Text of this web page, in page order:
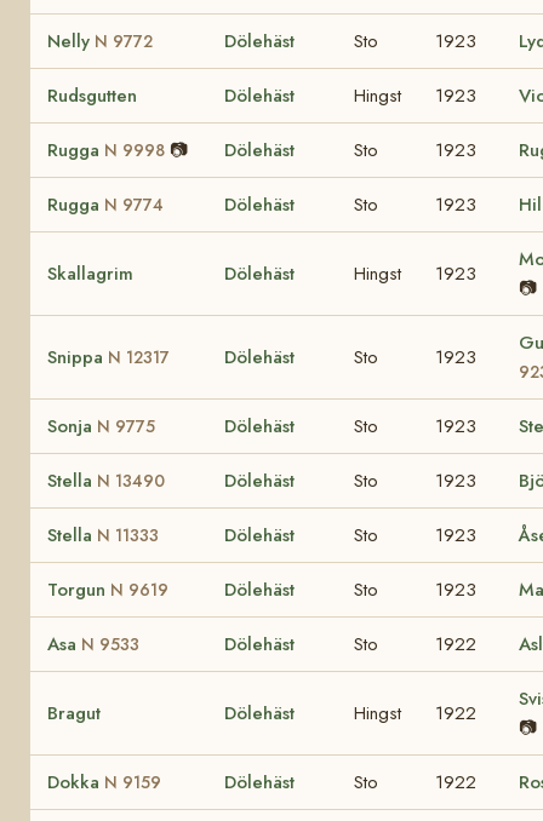
Nelly N 9772 Dölehäst Sto 1923
Rudsgutten Dölehäst Hingst 1923
Rugga N 9998 📷 Dölehäst Sto 1923
Rugga N 9774 Dölehäst Sto 1923
Skallagrim Dölehäst Hingst 1923
📷
Snippa N 12317 Dölehäst Sto 1923
Sonja N 9775 Dölehäst Sto 1923
Stella N 13490 Dölehäst Sto 1923
Stella N 11333 Dölehäst Sto 1923
Torgun N 9619 Dölehäst Sto 1923
Asa N 9533 Dölehäst Sto 1922
Bragut Dölehäst Hingst 1922
📷
Dokka N 9159 Dölehäst Sto 1922